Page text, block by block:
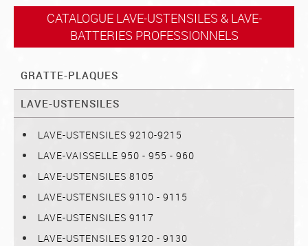
PETRINS
Qui sommes nous ?
CATALOGUE LAVE-USTENSILES & LAVE-
BATTERIES PROFESSIONNELS
GRATTE-PLAQUES
LAVE-USTENSILES
LAVE-USTENSILES 9210-9215
LAVE-VAISSELLE 950 - 955 - 960
LAVE-USTENSILES 8105
LAVE-USTENSILES 9110 - 9115
LAVE-USTENSILES 9117
LAVE-USTENSILES 9120 - 9130